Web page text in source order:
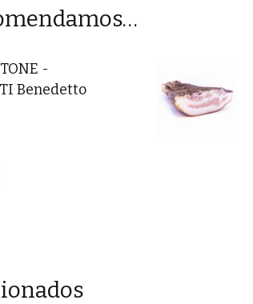
-
Benedetto